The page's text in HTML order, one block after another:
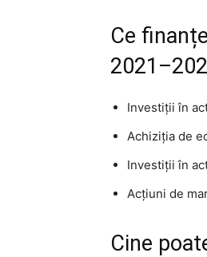
Ce
Investiții în
Achiziția de
Investiții în
Acțiuni de
Cine